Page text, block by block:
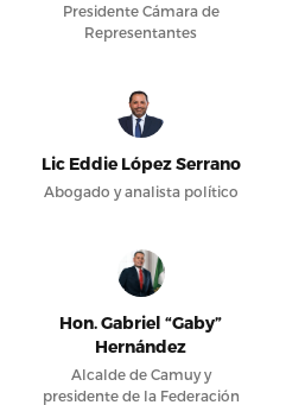
Presidente Cámara de
Representantes
Lic Eddie López Serrano
Abogado y analista político
Hon. Gabriel “Gaby”
Hernández
Alcalde de Camuy y
presidente de la Federación